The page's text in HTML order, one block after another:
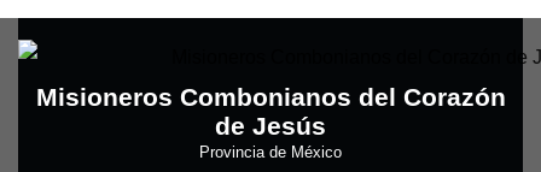
to
Misioneros Combonianos del Corazón
de Jesús
Provincia de México